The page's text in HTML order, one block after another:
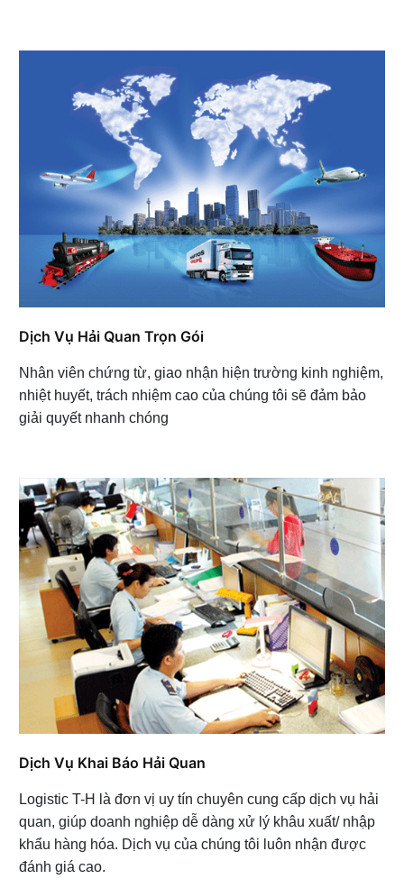
Dịch Vụ Hải Quan Trọn Gói
Nhân viên chứng từ, giao nhận hiện trường kinh nghiệm,
nhiệt huyết, trách nhiệm cao của chúng tôi sẽ đảm bảo
giải quyết nhanh chóng
Dịch Vụ Khai Báo Hải Quan
Logistic T-H là đơn vị uy tín chuyên cung cấp dịch vụ hải
quan, giúp doanh nghiệp dễ dàng xử lý khâu xuất/ nhập
khẩu hàng hóa. Dịch vụ của chúng tôi luôn nhận được
đánh giá cao.